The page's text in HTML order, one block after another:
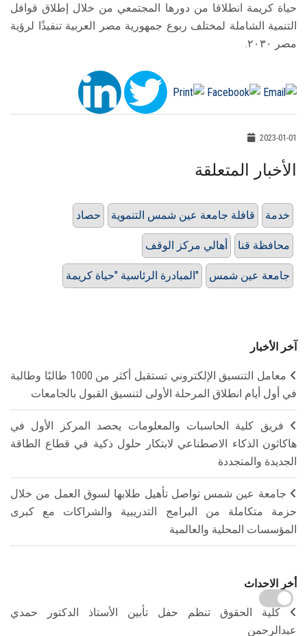
حياة كريمة انطلاقا من دورها المجتمعي من خلال إطلاق قوافل
التنمية الشاملة لمختلف ربوع جمهورية مصر العربية تنفيذًا لرؤية
مصر ٢٠٣٠.
2023-01-01
الأخبار المتعلقة
حصاد قافلة جامعة عين شمس التنموية خدمة
أهالي مركز الوقف محافظة قنا
المبادرة الرئاسية "حياة كريمة" جامعة عين شمس
آخر الأخبار
معامل التنسيق الإلكتروني تستقبل أكثر من 1000 طالبًا وطالبة
في أول أيام انطلاق المرحلة الأولى لتنسيق القبول بالجامعات
فريق كلية الحاسبات والمعلومات يحصد المركز الأول في
هاكاثون الذكاء الاصطناعي لابتكار حلول ذكية في قطاع الطاقة
الجديدة والمتجددة
جامعة عين شمس تواصل تأهيل طلابها لسوق العمل من خلال
حزمة متكاملة من البرامج التدريبية والشراكات مع كبرى
المؤسسات المحلية والعالمية
أخر الاحداث
كلية الحقوق تنظم حفل تأبين الأستاذ الدكتور حمدي
عبدالرحمن